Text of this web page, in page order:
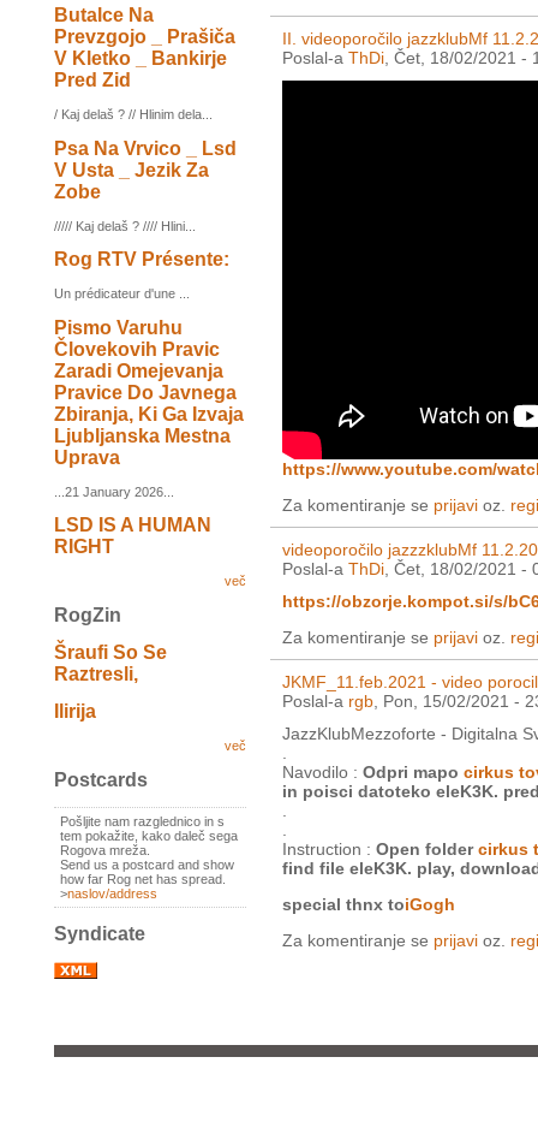
Butalce Na
Prevzgojo _ Prašiča
V Kletko _ Bankirje
Pred Zid
/ Kaj delaš ? // Hlinim dela...
Psa Na Vrvico _ Lsd
V Usta _ Jezik Za
Zobe
///// Kaj delaš ? //// Hlini...
Rog RTV Présente:
Un prédicateur d'une ...
Pismo Varuhu
Človekovih Pravic
Zaradi Omejevanja
Pravice Do Javnega
Zbiranja, Ki Ga Izvaja
Ljubljanska Mestna
Uprava
...21 January 2026...
LSD IS A HUMAN
RIGHT
več
RogZin
Šraufi So Se
Raztresli,
Ilirija
več
Postcards
Pošljite nam razglednico in s
tem pokažite, kako daleč sega
Rogova mreža.
Send us a postcard and show
how far Rog net has spread.
>naslov/address
Syndicate
II. videoporočilo jazzklubMf
Poslal-a ThDi, Čet, 18/02/2021 -
https://www.youtube.com/
Za komentiranje se prijavi oz.
videoporočilo jazzzklubMf
Poslal-a ThDi, Čet, 18/02/2021 -
https://obzorje.kompot.si/s/
Za komentiranje se prijavi oz.
JKMF_11.feb.2021 - video
Poslal-a rgb, Pon, 15/02/2021 -
JazzKlubMezzoforte - Digitalna
.
Navodilo : Odpri mapo cirkus
in poisci datoteko eleK3K.
.
.
Instruction : Open foldercirkus
find file eleK3K. play,
special thnx toiGogh
Za komentiranje se prijavi oz.